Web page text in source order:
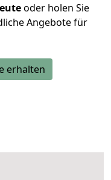
oder holen Sie
Angebote für
erhalten